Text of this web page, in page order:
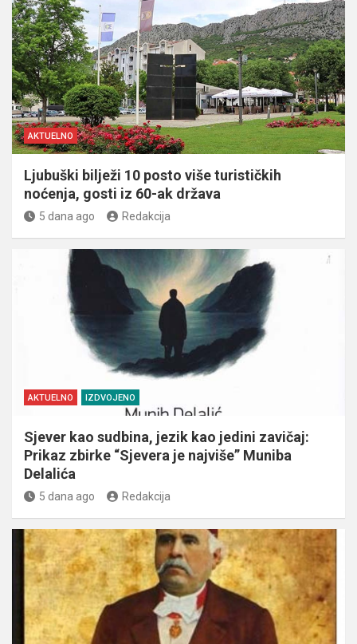
AKTUELNO
Ljubuški bilježi 10 posto više turističkih
noćenja, gosti iz 60-ak država
5 dana ago Redakcija
AKTUELNO IZDVOJENO
Sjever kao sudbina, jezik kao jedini zavičaj:
Prikaz zbirke “Sjevera je najviše” Muniba
Delalića
5 dana ago Redakcija